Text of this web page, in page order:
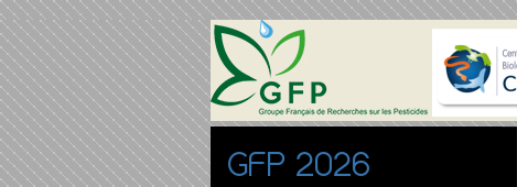
GFP 2026